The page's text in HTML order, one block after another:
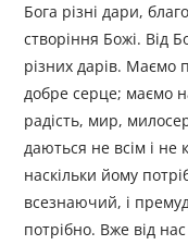
Бога різні дари,
створіння Божі. Від
різних дарів. Маємо
добре серце; маємо
радість, мир,
даються не всім і не
наскільки йому
всезнаючий, і
потрібно. Вже від